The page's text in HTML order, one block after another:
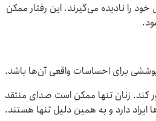
را نادیده می‌گیرند. این رفتار ممکن
برای احساسات واقعی آن‌ها باشد.
کند. زنان تنها ممکن است صدای منتقد
دارد و به همین دلیل تنها هستند.